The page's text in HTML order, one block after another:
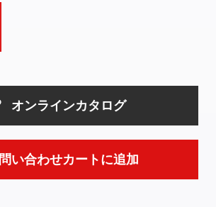
オンラインカタログ
問い合わせカートに追加